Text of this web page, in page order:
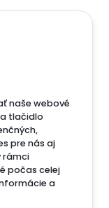
naše webové
tlačidlo
pre nás aj
rámci
počas celej
a
platform/
platform/
platform/